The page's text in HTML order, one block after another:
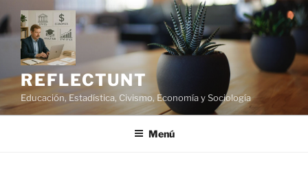
Saltar
al
contenido
REFLECTUNT
Educación, Estadística, Civismo, Economía y Sociología
Menú